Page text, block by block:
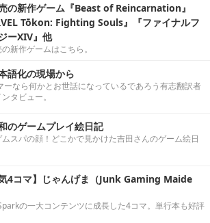
の新作ゲーム『Beast of Reincarnation』
Tōkon: Fighting Souls』『ファイナルフ
ーXIV』他
新作ゲームはこちら。
語化の現場から
ーなら何かとお世話になっているであろう有志翻訳者
タビュー。
のゲームプレイ絵日記
ムスパの顔！どこかで見かけた吉田さんのゲーム絵日
気4コマ】じゃんげま（Junk Gaming Maide
の一大コンテンツに成長した4コマ。単行本も好評